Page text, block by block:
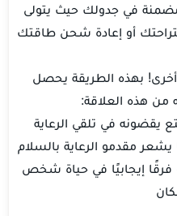
مضمنة في جدولك حيث يتولى
أو إعادة شحن طاقتك
بهذه الطريقة يحصل
هذه العلاقة:
في تلقي الرعاية
مقدمو الرعاية بالسلام
إيجابيًا في حياة شخص